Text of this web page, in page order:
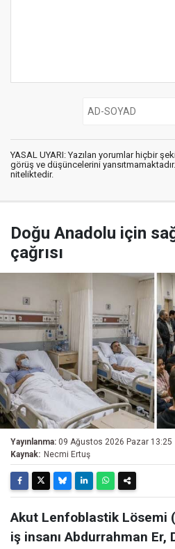
YASAL UYARI: Yazılan yorumlar hiçbir
görüş ve düşüncelerini
niteliktedir.
Doğu Anadolu için
çağrısı
Yayınlanma: 09 Ağustos 2026 Pazar 13:25
Kaynak: Necmi Ertuş
Akut Lenfoblastik Lösemi
iş insanı Abdurrahman Er,